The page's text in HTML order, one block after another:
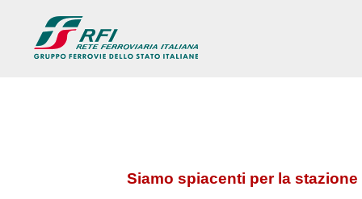
Siamo spiacenti per la